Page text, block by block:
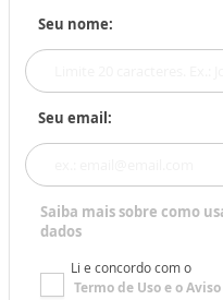
Seu nome:
Seu email:
Saiba mais sobre como
dados
Li e concordo com o
Termo de Usoe o